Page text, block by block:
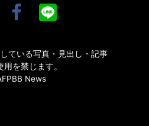
ている写真・見出し・記事
用を禁じます。
News